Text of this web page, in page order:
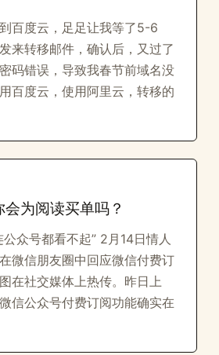
百度云，足足让我等了5-6
来转移邮件，确认后，又过了
码错误，导致我春节前域名没
百度云，使用阿里云，转移的
为阅读买单吗？
众号都看不起” 2月14日情人
微信朋友圈中回应微信付费订
在社交媒体上热传。昨日上
信公众号付费订阅功能确实在